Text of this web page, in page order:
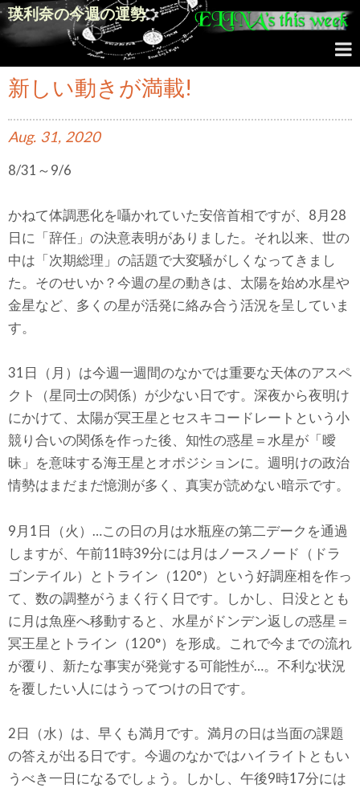
瑛利奈の今週の運勢
新しい動きが満載!
Aug. 31, 2020
8/31～9/6
かねて体調悪化を囁かれていた安倍首相ですが、8月28
日に「辞任」の決意表明がありました。それ以来、世の
中は「次期総理」の話題で大変騒がしくなってきまし
た。そのせいか？今週の星の動きは、太陽を始め水星や
金星など、多くの星が活発に絡み合う活況を呈していま
す。
31日（月）は今週一週間のなかでは重要な天体のアスペ
クト（星同士の関係）が少ない日です。深夜から夜明け
にかけて、太陽が冥王星とセスキコードレートという小
競り合いの関係を作った後、知性の惑星＝水星が「曖
昧」を意味する海王星とオポジションに。週明けの政治
情勢はまだまだ憶測が多く、真実が読めない暗示です。
9月1日（火）…この日の月は水瓶座の第二デークを通過
しますが、午前11時39分には月はノースノード（ドラ
ゴンテイル）とトライン（120°）という好調座相を作っ
て、数の調整がうまく行く日です。しかし、日没ととも
に月は魚座へ移動すると、水星がドンデン返しの惑星＝
冥王星とトライン（120°）を形成。これで今までの流れ
が覆り、新たな事実が発覚する可能性が…。不利な状況
を覆したい人にはうってつけの日です。
2日（水）は、早くも満月です。満月の日は当面の課題
の答えが出る日です。今週のなかではハイライトともい
うべき一日になるでしょう。しかし、午後9時17分には